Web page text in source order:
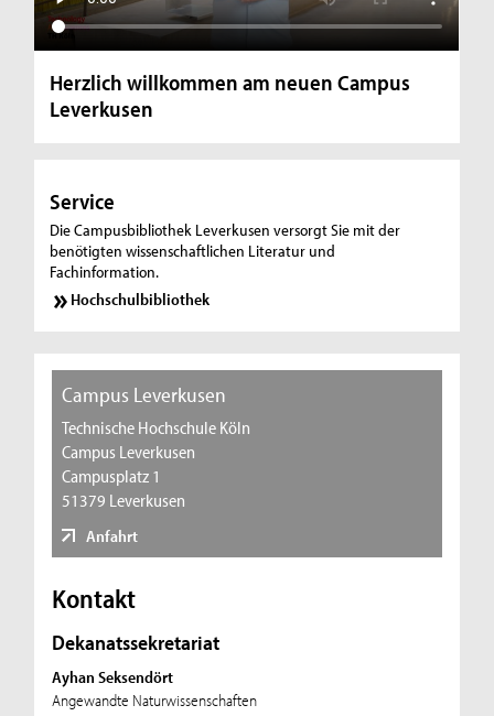
Herzlich willkommen am neuen Campus
Leverkusen
Service
Die Campusbibliothek Leverkusen versorgt Sie mit der
benötigten wissenschaftlichen Literatur und
Fachinformation.
Hochschulbibliothek
Campus Leverkusen
Technische Hochschule Köln
Campus Leverkusen
Campusplatz 1
51379 Leverkusen
Anfahrt
Kontakt
Dekanatssekretariat
Ayhan Seksendört
Angewandte Naturwissenschaften